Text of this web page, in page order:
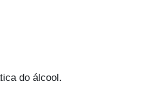
do álcool.